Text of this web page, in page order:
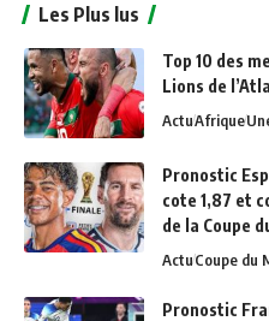
Les Plus lus
Top 10 des
Lions de
ActuAfrique
Pronostic
cote 1,87 et
de la Coupe
ActuCoupe du
Pronostic